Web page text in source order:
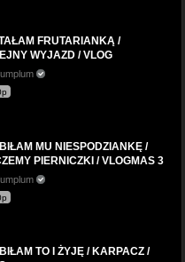
FRUTARIANKĄ /
WYJAZD / VLOG
MU NIESPODZIANKĘ /
PIERNICZKI / VLOGMAS 3
TO I ŻYJĘ / KARPACZ /